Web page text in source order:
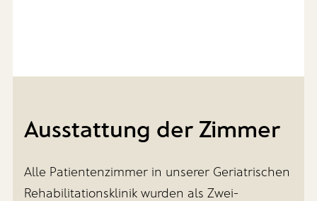
Ausstattung der Zimmer
Alle Patientenzimmer in unserer Geriatrischen
Rehabilitationsklinik wurden als Zwei-